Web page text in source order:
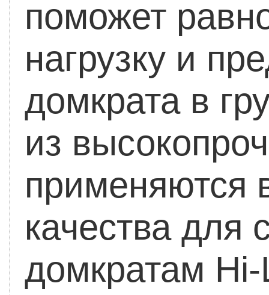
поможет
нагрузку и
домкрата в
из
применяются
качества для
домкратам